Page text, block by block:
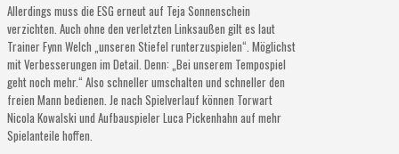
Allerdings muss die ESG erneut auf Teja Sonnenschein
verzichten. Auch ohne den verletzten Linksaußen gilt es laut
Trainer Fynn Welch „unseren Stiefel runterzuspielen“. Möglichst
mit Verbesserungen im Detail. Denn: „Bei unserem Tempospiel
geht noch mehr.“ Also schneller umschalten und schneller den
freien Mann bedienen. Je nach Spielverlauf können Torwart
Nicola Kowalski und Aufbauspieler Luca Pickenhahn auf mehr
Spielanteile hoffen.